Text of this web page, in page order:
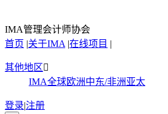
IMA管理会计师协会
首页 |关于IMA |在线项目 |
其他地区
IMA全球欧洲中东/非洲亚太
登录|注册